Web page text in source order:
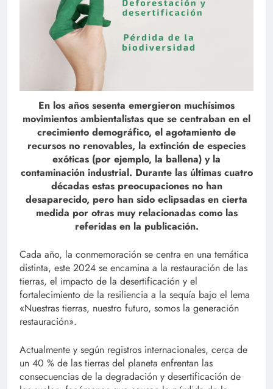
En los años sesenta emergieron muchísimos
movimientos ambientalistas que se centraban en el
crecimiento demográfico, el agotamiento de
recursos no renovables, la extinción de especies
exóticas (por ejemplo, la ballena) y la
contaminación industrial. Durante las últimas cuatro
décadas estas preocupaciones no han
desaparecido, pero han sido eclipsadas en cierta
medida por otras muy relacionadas como las
referidas en la publicación.
Cada año, la conmemoración se centra en una temática
distinta, este 2024 se encamina a la restauración de las
tierras, el impacto de la desertificación y el
fortalecimiento de la resiliencia a la sequía bajo el lema
«Nuestras tierras, nuestro futuro, somos la generación
restauración».
Actualmente y según registros internacionales, cerca de
un 40 % de las tierras del planeta enfrentan las
consecuencias de la degradación y desertificación de